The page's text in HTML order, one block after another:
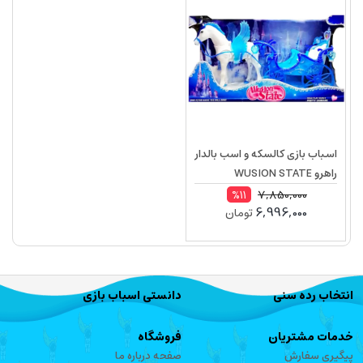
اسباب بازی کالسکه و اسب بالدار
راهرو WUSION STATE
Cinderella
7,850,000
%11
6,996,000تومان
انتخاب رده سنی دانستی اسباب بازی
خدمات مشتریان
پیگیری سفارش
فروشگاه
صفحه درباره ما